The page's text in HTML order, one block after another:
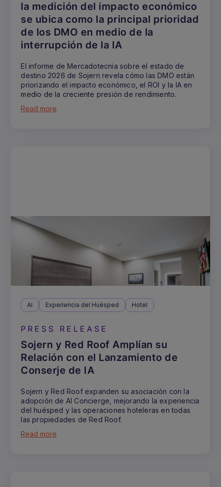
la medición del impacto económico
se ubica como la principal prioridad
de los DMO en medio de la
interrupción de la IA
El informe de Mercadotecnia sobre el estado de
destino 2026 de Sojern revela cómo las DMO están
priorizando el impacto económico, el ROI y la IA en
medio de la creciente presión de rendimiento.
Read more
AI Experiencia del Huésped Hotel
PRESS RELEASE
Sojern y Red Roof Amplían su
Relación con el Lanzamiento de
Conserje de IA
Sojern y Red Roof expanden su asociación con la
adopción de AI Concierge, mejorando la experiencia
del huésped y las operaciones hoteleras en todas
las propiedades de Red Roof.
Read more